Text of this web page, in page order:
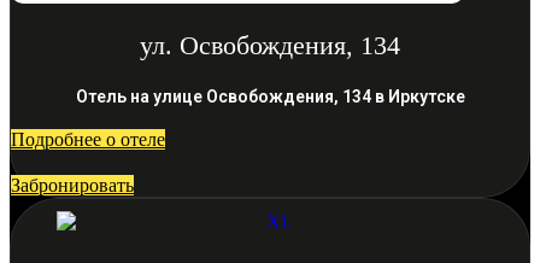
ул. Освобождения, 134
Отель на улице Освобождения, 134 в Иркутске
Подробнее о отеле
Забронировать